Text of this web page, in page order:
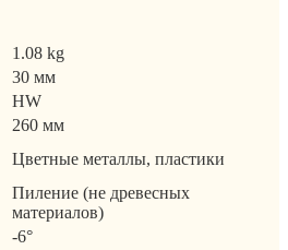
1.08 kg
30 мм
HW
260 мм
Цветные металлы, пластики
Пиление (не древесных
материалов)
-6°